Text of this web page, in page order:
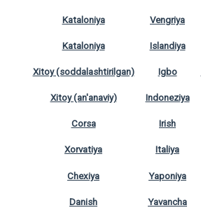
Kataloniya
Kataloniya
Xitoy (soddalashtirilgan)
Xitoy (an'anaviy)
Corsa
Xorvatiya
Chexiya
Danish
Vengriya
Islandiya
Igbo
Indoneziya
Irish
Italiya
Yaponiya
Yavancha